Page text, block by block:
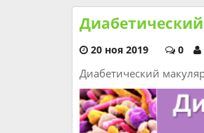
20 ноя 2019 0
Диабетический